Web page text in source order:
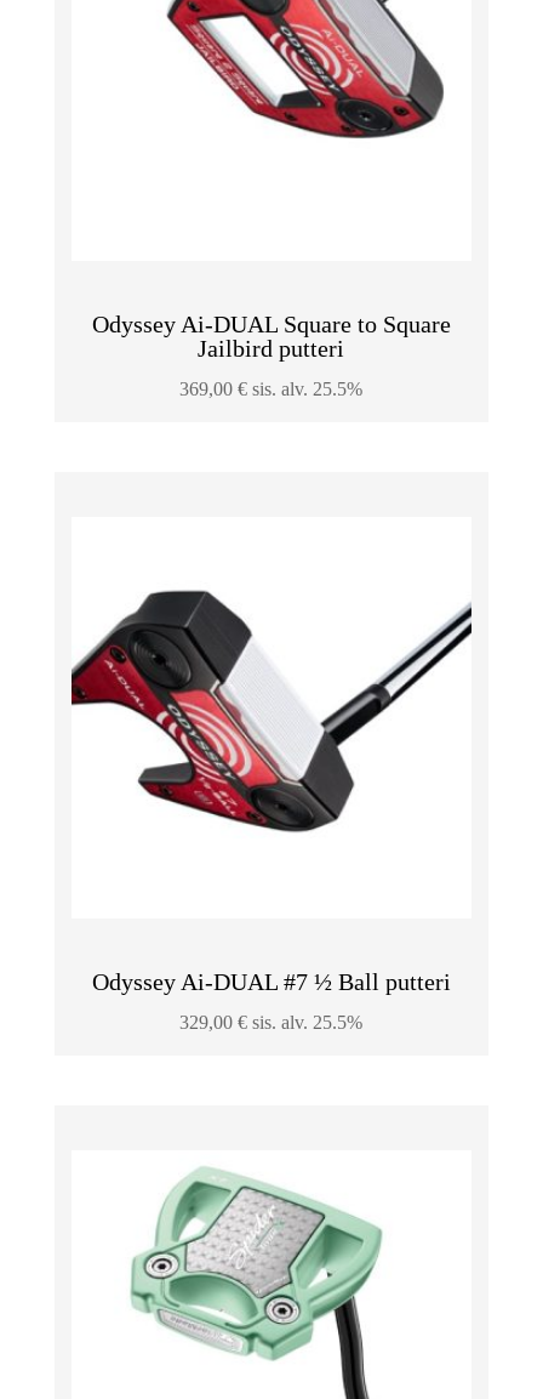
Odyssey Ai-DUAL Square to Square
Jailbird putteri
369,00€ sis. alv. 25.5%
Odyssey Ai-DUAL #7 ½ Ball putteri
329,00€ sis. alv. 25.5%